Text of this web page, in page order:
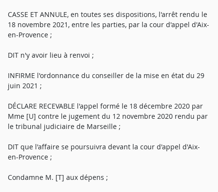
CASSE ET ANNULE, en toutes ses dispositions, l'arrêt rendu le
18 novembre 2021, entre les parties, par la cour d'appel d'Aix-
en-Provence ;
DIT n'y avoir lieu à renvoi ;
INFIRME l'ordonnance du conseiller de la mise en état du 29
juin 2021 ;
DÉCLARE RECEVABLE l'appel formé le 18 décembre 2020 par
Mme [U] contre le jugement du 12 novembre 2020 rendu par
le tribunal judiciaire de Marseille ;
DIT que l'affaire se poursuivra devant la cour d'appel d'Aix-
en-Provence ;
Condamne M. [T] aux dépens ;